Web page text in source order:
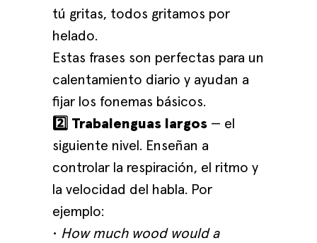
tú gritas, todos gritamos por
helado.
Estas frases son perfectas para un
calentamiento diario y ayudan a
fijar los fonemas básicos.
2️⃣ Trabalenguas largos — el
siguiente nivel. Enseñan a
controlar la respiración, el ritmo y
la velocidad del habla. Por
ejemplo:
• How much wood would a